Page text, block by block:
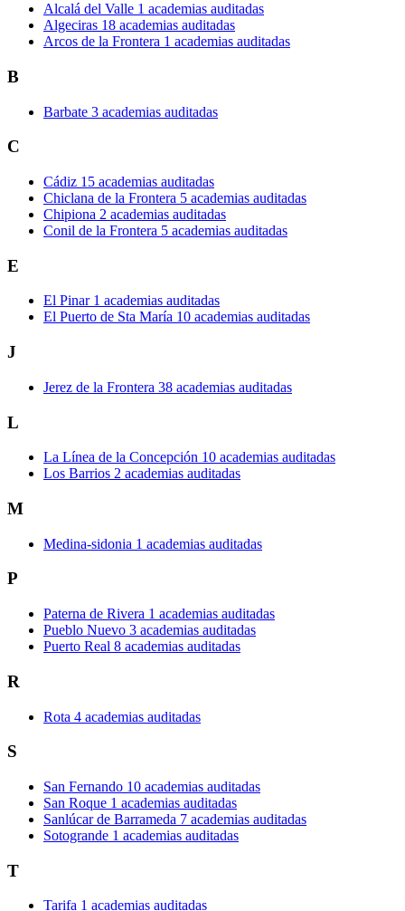
Alcalá del Valle 1 academias auditadas
Algeciras 18 academias auditadas
Arcos de la Frontera 1 academias auditadas
B
Barbate 3 academias auditadas
C
Cádiz 15 academias auditadas
Chiclana de la Frontera 5 academias auditadas
Chipiona 2 academias auditadas
Conil de la Frontera 5 academias auditadas
E
El Pinar 1 academias auditadas
El Puerto de Sta María 10 academias auditadas
J
Jerez de la Frontera 38 academias auditadas
L
La Línea de la Concepción 10 academias auditadas
Los Barrios 2 academias auditadas
M
Medina-sidonia 1 academias auditadas
P
Paterna de Rivera 1 academias auditadas
Pueblo Nuevo 3 academias auditadas
Puerto Real 8 academias auditadas
R
Rota 4 academias auditadas
S
San Fernando 10 academias auditadas
San Roque 1 academias auditadas
Sanlúcar de Barrameda 7 academias auditadas
Sotogrande 1 academias auditadas
T
Tarifa 1 academias auditadas